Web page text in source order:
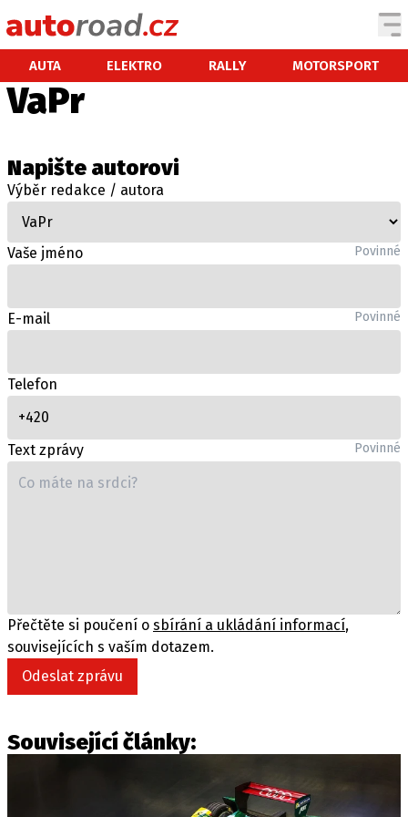
AUTA ELEKTRO RALLY MOTORSPORT
AUTA
ZAJÍMAVOSTI
ČESKÝ TRH
NOVINKY ZE SVĚTA EV
TESTY ELEKTROMOBILŮ
TISKOVKY
ROZHOVORY
ZE SVĚTA
VaPr
Napište autorovi
Výběr redakce / autora
Vaše jméno Povinné
E-mail Povinné
Telefon
Text zprávy Povinné
Přečtěte si poučení o sbírání a ukládání informací,
souvisejících s vaším dotazem.
Odeslat zprávu
Související články: